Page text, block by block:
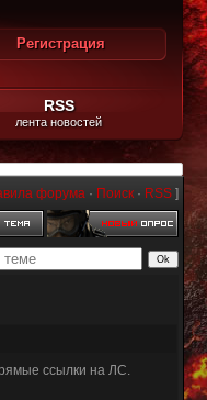
Регистрация
RSS
лента новостей
форума · Поиск · RSS ]
ссылки на ЛС.